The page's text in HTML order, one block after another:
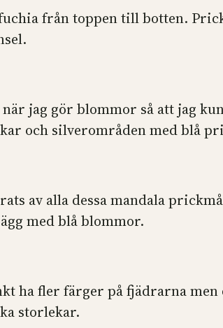
från toppen till botten.
jag gör blommor så att jag
och silverområden med blå
av alla dessa mandala
med blå blommor.
ha fler färger på fjädrarna men
storlekar.